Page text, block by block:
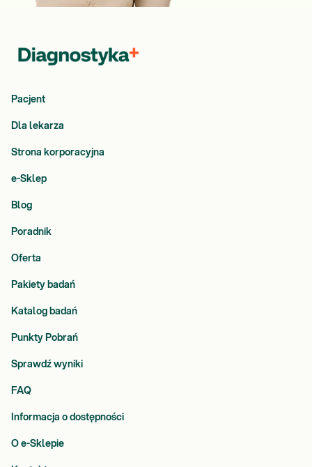
Pacjent
Dla lekarza
Strona korporacyjna
e-Sklep
Blog
Poradnik
Oferta
Pakiety badań
Katalog badań
Punkty Pobrań
Sprawdź wyniki
FAQ
Informacja o dostępności
O e-Sklepie